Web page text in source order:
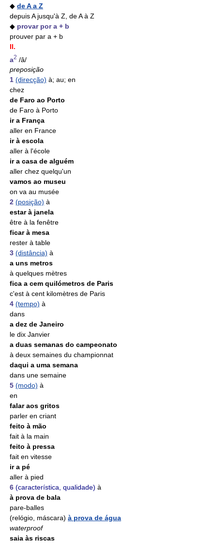
◆ de A a Z
depuis A jusqu'à Z, de A à Z
◆ provar por a + b
prouver par a + b
II.
a2 /â/
preposição
1 (direcção) à; au; en
chez
de Faro ao Porto
de Faro à Porto
ir a França
aller en France
ir à escola
aller à l'école
ir a casa de alguém
aller chez quelqu'un
vamos ao museu
on va au musée
2 (posição) à
estar à janela
être à la fenêtre
ficar à mesa
rester à table
3 (distância) à
a uns metros
à quelques mètres
fica a cem quilómetros de Paris
c'est à cent kilomètres de Paris
4 (tempo) à
dans
a dez de Janeiro
le dix Janvier
a duas semanas do campeonato
à deux semaines du championnat
daqui a uma semana
dans une semaine
5 (modo) à
en
falar aos gritos
parler en criant
feito à mão
fait à la main
feito à pressa
fait en vitesse
ir a pé
aller à pied
6 (característica, qualidade) à
à prova de bala
pare-balles
(relógio, máscara) à prova de água
waterproof
saia às riscas